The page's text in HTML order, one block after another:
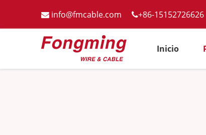
 info@fmcable.com +86-15152726626
Inicio